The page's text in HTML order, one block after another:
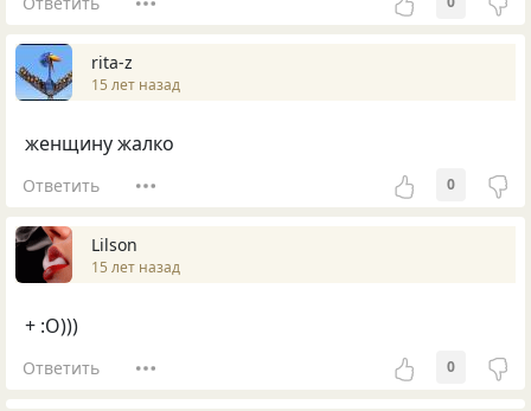
rita-z
15 лет назад
женщину жалко
Ответить 0
Lilson
15 лет назад
+ :О)))
Ответить 0